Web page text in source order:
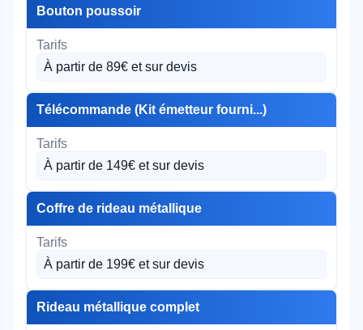
Bouton poussoir
À partir de 89€ et sur devis
Télécommande (Kit émetteur fourni...)
À partir de 149€ et sur devis
Coffre de rideau métallique
À partir de 199€ et sur devis
Rideau métallique complet